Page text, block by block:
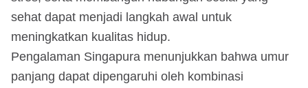
sehat dapat menjadi langkah awal untuk
meningkatkan kualitas hidup.
Pengalaman Singapura menunjukkan bahwa umur
panjang dapat dipengaruhi oleh kombinasi